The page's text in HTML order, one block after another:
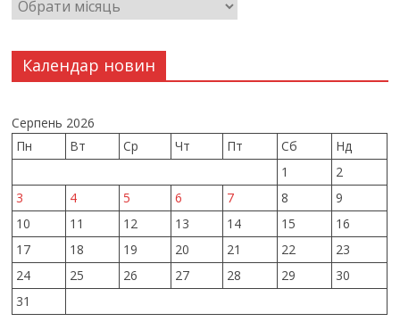
Календар новин
Серпень 2026
Пн
Вт Ср Чт Пт Сб
Нд
1
2
3
4 5 6 7 8
9
10
11 12 13 14 15
16
17
18 19 20 21 22
23
24
25 26 27 28 29
30
31